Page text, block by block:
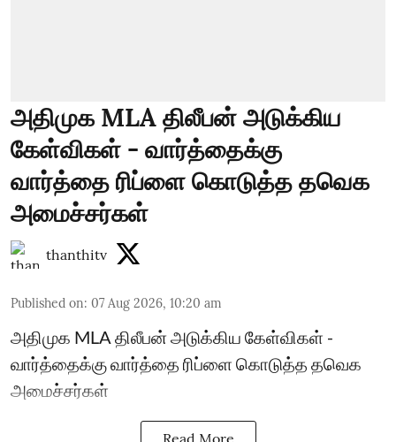
அதிமுக MLA திலீபன் அடுக்கிய
கேள்விகள் - வார்த்தைக்கு
வார்த்தை ரிப்ளை கொடுத்த தவெக
அமைச்சர்கள்
thanthitv
Published on: 07 Aug 2026, 10:20 am
அதிமுக MLA திலீபன் அடுக்கிய கேள்விகள் -
வார்த்தைக்கு வார்த்தை ரிப்ளை கொடுத்த தவெக
அமைச்சர்கள்
Read More